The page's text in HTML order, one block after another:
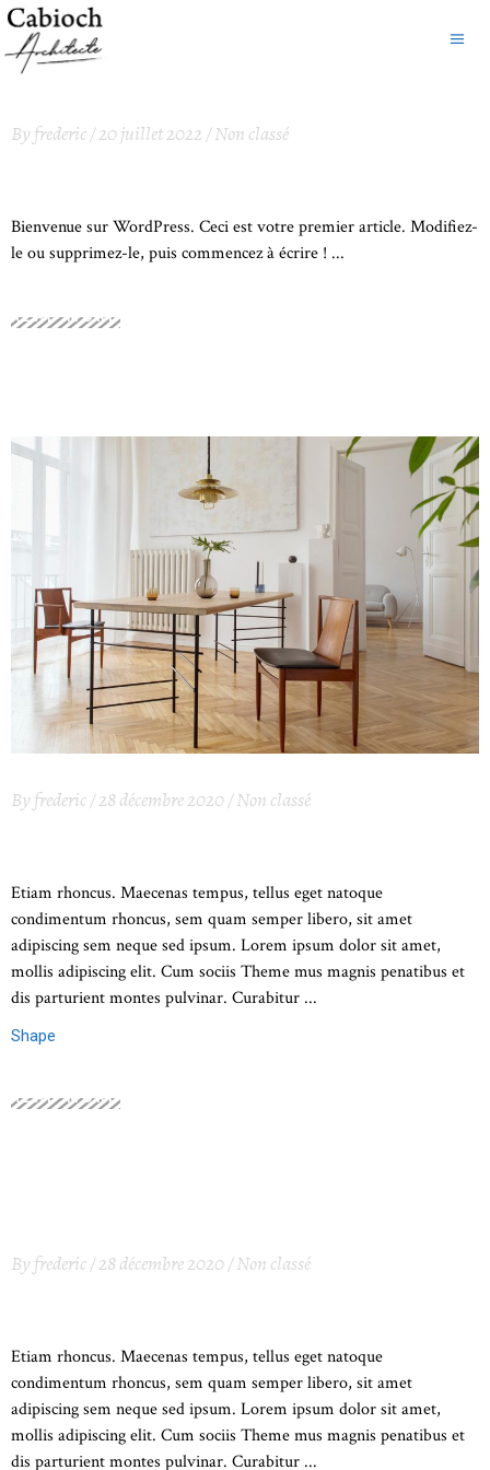
By frederic 20 juillet 2022 Non classé
Bienvenue sur WordPress. Ceci est votre premier article. Modifiez-
le ou supprimez-le, puis commencez à écrire !
READ MORE
By frederic 28 décembre 2020 Non classé
Etiam rhoncus. Maecenas tempus, tellus eget natoque
condimentum rhoncus, sem quam semper libero, sit amet
adipiscing sem neque sed ipsum. Lorem ipsum dolor sit amet,
mollis adipiscing elit. Cum sociis Theme mus magnis penatibus et
dis parturient montes pulvinar. Curabitur
Shape
READ MORE
By frederic 28 décembre 2020 Non classé
Etiam rhoncus. Maecenas tempus, tellus eget natoque
condimentum rhoncus, sem quam semper libero, sit amet
adipiscing sem neque sed ipsum. Lorem ipsum dolor sit amet,
mollis adipiscing elit. Cum sociis Theme mus magnis penatibus et
dis parturient montes pulvinar. Curabitur